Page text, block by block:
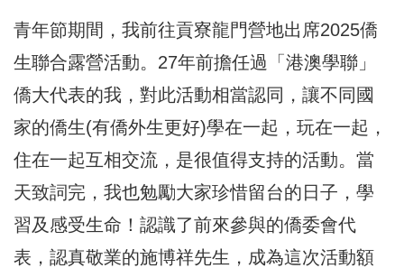
青年節期間，我前往貢寮龍門營地出席2025僑
生聯合露營活動。27年前擔任過「港澳學聯」
僑大代表的我，對此活動相當認同，讓不同國
家的僑生(有僑外生更好)學在一起，玩在一起，
住在一起互相交流，是很值得支持的活動。當
天致詞完，我也勉勵大家珍惜留台的日子，學
習及感受生命！認識了前來參與的僑委會代
表，認真敬業的施博祥先生，成為這次活動額